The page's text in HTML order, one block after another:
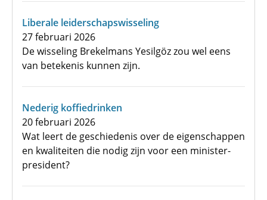
Liberale leiderschapswisseling
27 februari 2026
De wisseling Brekelmans Yesilgöz zou wel eens
van betekenis kunnen zijn.
Nederig koffiedrinken
20 februari 2026
Wat leert de geschiedenis over de eigenschappen
en kwaliteiten die nodig zijn voor een minister-
president?